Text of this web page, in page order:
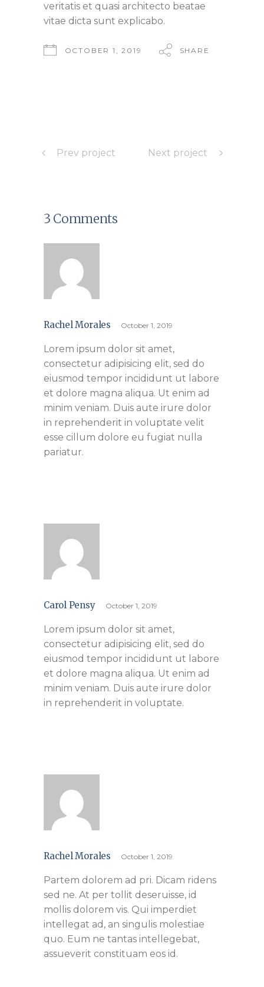
veritatis et quasi architecto beatae
vitae dicta sunt explicabo.
OCTOBER 1, 2019 SHARE
Prev project Next project
3 Comments
Rachel Morales October 1, 2019
Lorem ipsum dolor sit amet,
consectetur adipisicing elit, sed do
eiusmod tempor incididunt ut labore
et dolore magna aliqua. Ut enim ad
minim veniam. Duis aute irure dolor
in reprehenderit in voluptate velit
esse cillum dolore eu fugiat nulla
pariatur.
Carol Pensy October 1, 2019
Lorem ipsum dolor sit amet,
consectetur adipisicing elit, sed do
eiusmod tempor incididunt ut labore
et dolore magna aliqua. Ut enim ad
minim veniam. Duis aute irure dolor
in reprehenderit in voluptate.
Rachel Morales October 1, 2019
Partem dolorem ad pri. Dicam ridens
sed ne. At per tollit deseruisse, id
mollis dolorem vis. Qui imperdiet
intellegat ad, an singulis molestiae
quo. Eum ne tantas intellegebat,
assueverit constituam eos id.